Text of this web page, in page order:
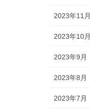
2023年11月
2023年10月
2023年9月
2023年8月
2023年7月